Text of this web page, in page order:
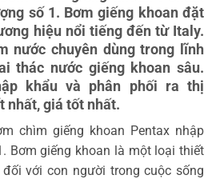
số 1. Bơm giếng khoan đặt
hiệu nổi tiếng đến từ Italy.
nước chuyên dùng trong lĩnh
thác nước giếng khoan sâu.
khẩu và phân phối ra thị
nhất, giá tốt nhất.
chìm giếng khoan Pentax nhập
Bơm giếng khoan là một loại thiết
với con người trong cuộc sống